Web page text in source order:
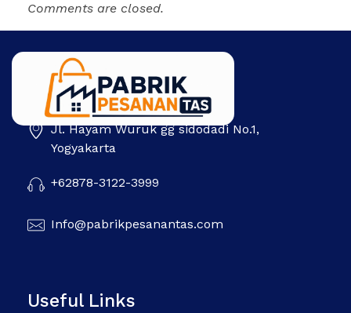
Comments are closed.
Pabrik Pesanan Tas Jl. Hayam Wuruk gg sidodadi No.1,
Yogyakarta
+62878-3122-3999
Info@pabrikpesanantas.com
Useful Links